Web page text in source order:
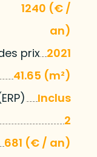
1240 (€ /
an)
prix 2021
41.65 (m²)
Inclus
2
681 (€ / an)